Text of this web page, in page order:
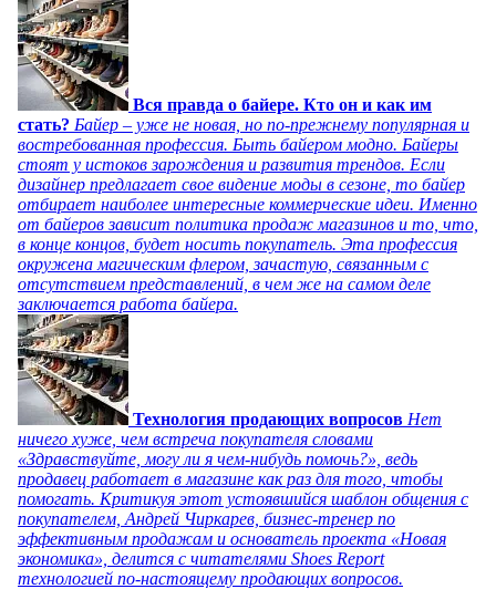
Вся правда о байере. Кто он и как им
стать? Байер – уже не новая, но по-прежнему популярная и
востребованная профессия. Быть байером модно. Байеры
стоят у истоков зарождения и развития трендов. Если
дизайнер предлагает свое видение моды в сезоне, то байер
отбирает наиболее интересные коммерческие идеи. Именно
от байеров зависит политика продаж магазинов и то, что,
в конце концов, будет носить покупатель. Эта профессия
окружена магическим флером, зачастую, связанным с
отсутствием представлений, в чем же на самом деле
заключается работа байера.
Технология продающих вопросов Нет
ничего хуже, чем встреча покупателя словами
«Здравствуйте, могу ли я чем-нибудь помочь?», ведь
продавец работает в магазине как раз для того, чтобы
помогать. Критикуя этот устоявшийся шаблон общения с
покупателем, Андрей Чиркарев, бизнес-тренер по
эффективным продажам и основатель проекта «Новая
экономика», делится с читателями Shoes Report
технологией по-настоящему продающих вопросов.